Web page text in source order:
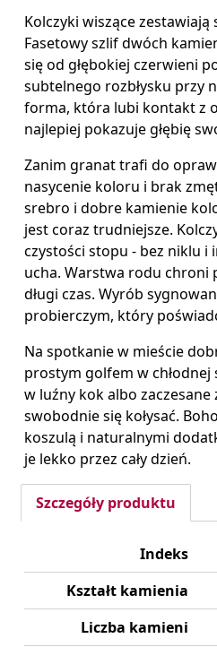
Kolczyki wiszące
Fasetowy szlif dwóch
się od głębokiej czerwieni
subtelnego rozbłysku przy
forma, która lubi kontakt z
najlepiej pokazuje głębię
Zanim granat trafi do
nasycenie koloru i brak
srebro i dobre kamienie
jest coraz trudniejsze.
czystości stopu - bez niklu i
ucha. Warstwa rodu chroni
długi czas. Wyrób
probierczym, który
Na spotkanie w mieście
prostym golfem w chłodnej
w luźny kok albo
swobodnie się kołysać.
koszulą i naturalnymi
je lekko przez cały dzień.
Szczegóły produktu
Indeks
Kształt kamienia
Liczba kamieni